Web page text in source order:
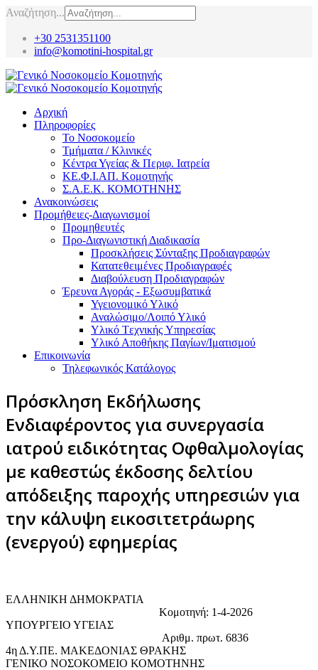
Αναζήτηση...
+30 2531351100
info@komotini-hospital.gr
Αρχική
Πληροφορίες
Το Νοσοκομείο
Τμήματα / Κλινικές
Κέντρα Υγείας & Περιφ. Ιατρεία
ΚΕ.Φ.Ι.ΑΠ. Κομοτηνής
Σ.Α.Ε.Κ. ΚΟΜΟΤΗΝΗΣ
Ανακοινώσεις
Προμήθειες-Διαγωνισμοί
Προμηθευτές
Προ-Διαγωνιστική Διαδικασία
Προσκλήσεις Σύνταξης Προδιαγραφών
Κατατεθειμένες Προδιαγραφές
Διαβούλευση Προδιαγραφών
Έρευνα Αγοράς - Εξωσυμβατικά
Υγειονομικό Υλικό
Αναλώσιμο/Λοιπό Υλικό
Υλικό Tεχνικής Yπηρεσίας
Υλικό Αποθήκης Παγίων/Ιματισμού
Επικοινωνία
Τηλεφωνικός Κατάλογος
Πρόσκληση Εκδήλωσης
Ενδιαφέροντος για συνεργασία
ιατρού ειδικότητας Οφθαλμολογίας
με καθεστώς έκδοσης δελτίου
απόδειξης παροχής υπηρεσιών για
την κάλυψη εικοσιτετράωρης
(ενεργού) εφημερίας
ΕΛΛΗΝΙΚΗ ΔΗΜΟΚΡΑΤΙΑ
Κομοτηνή: 1-4-2026
ΥΠΟΥΡΓΕΙΟ ΥΓΕΙΑΣ
Αριθμ. πρωτ. 6836
4η Δ.Υ.ΠΕ. ΜΑΚΕΔΟΝΙΑΣ ΘΡΑΚΗΣ
ΓΕΝΙΚΟ ΝΟΣΟΚΟΜΕΙΟ ΚΟΜΟΤΗΝΗΣ